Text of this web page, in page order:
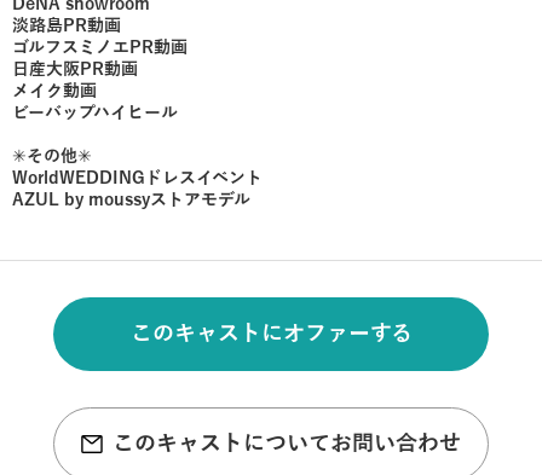
DeNA showroom
淡路島PR動画
ゴルフスミノエPR動画
日産大阪PR動画
メイク動画
ビーバップハイヒール
✳︎その他✳︎
WorldWEDDINGドレスイベント
AZUL by moussyストアモデル
このキャストにオファーする
このキャストについてお問い合わせ